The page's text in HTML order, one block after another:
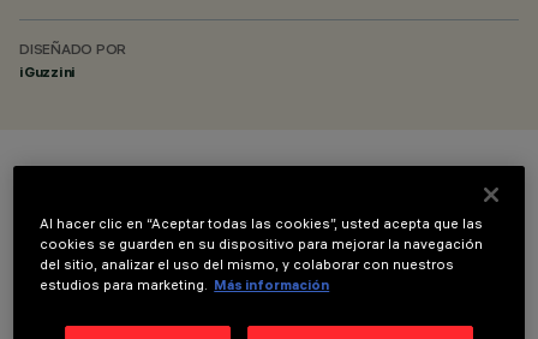
DISEÑADO POR
iGuzzini
Al hacer clic en “Aceptar todas las cookies”, usted acepta que las
cookies se guarden en su dispositivo para mejorar la navegación
del sitio, analizar el uso del mismo, y colaborar con nuestros
estudios para marketing.
Más información